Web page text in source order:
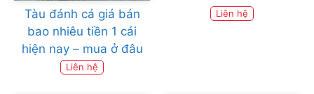
Tàu đánh cá giá bán
bao nhiêu tiền 1 cái
hiện nay – mua ở đâu
Liên hệ
Liên hệ